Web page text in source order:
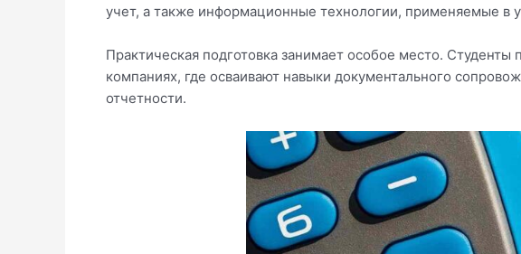
учет, а также информационные технологии, применяемые в
Практическая подготовка занимает особое место. Студенты
компаниях, где осваивают навыки документального
отчетности.